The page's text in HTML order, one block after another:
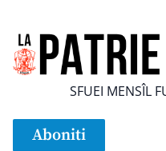
SFUEI MENSÎL
Aboniti